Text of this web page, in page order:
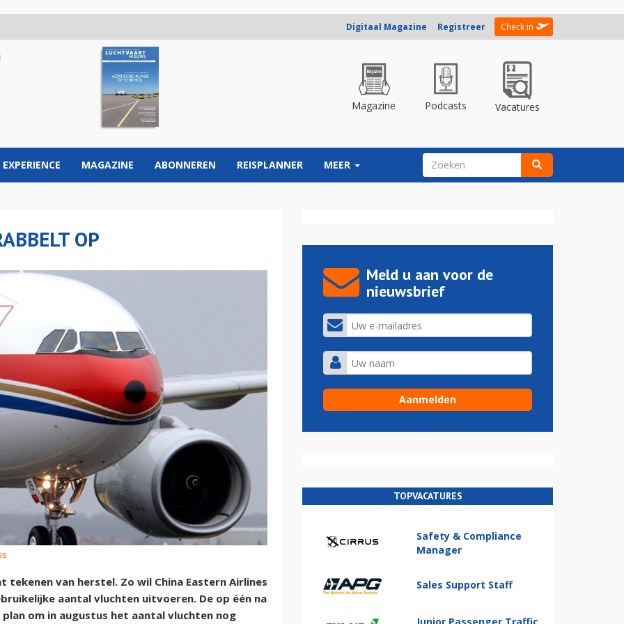
Digitaal Magazine Registreer Check in
Magazine Podcasts Vacatures
EXPERIENCE MAGAZINE ABONNEREN REISPLANNER MEER ZOEKVELD
OP
tekenen van herstel. Zo wil China Eastern Airlines
aantal vluchten uitvoeren. De op één na
om in augustus het aantal vluchten nog
Meld u aan voor de
nieuwsbrief
TOPVACATURES
Safety & Compliance
Manager
Sales Support Staff